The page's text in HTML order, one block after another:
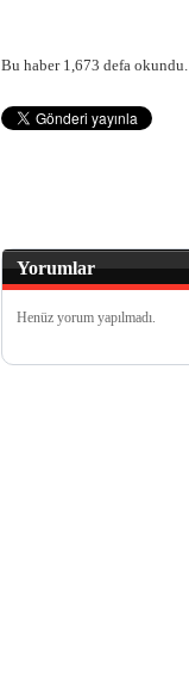
Bu haber 1,673 defa okundu.
Yorumlar
Henüz yorum yapılmadı.